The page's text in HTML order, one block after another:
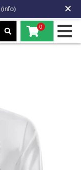
(info)
0